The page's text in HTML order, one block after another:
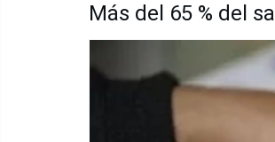
Más del 65 % del